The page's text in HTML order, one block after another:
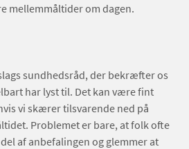
mellemmåltider om dagen.
sundhedsråd, der bekræfter os
har lyst til. Det kan være fint
vi skærer tilsvarende ned på
Problemet er bare, at folk ofte
af anbefalingen og glemmer at